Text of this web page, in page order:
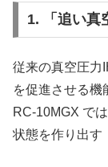
1. 「追い真
従来の真空圧力
を促進させる機
RC-10MGX で
状態を作り出す